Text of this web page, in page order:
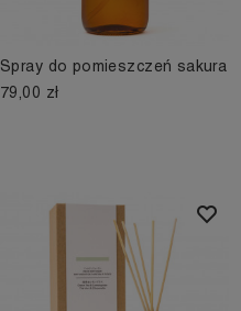
Spray do pomieszczeń sakura
79,00 zł